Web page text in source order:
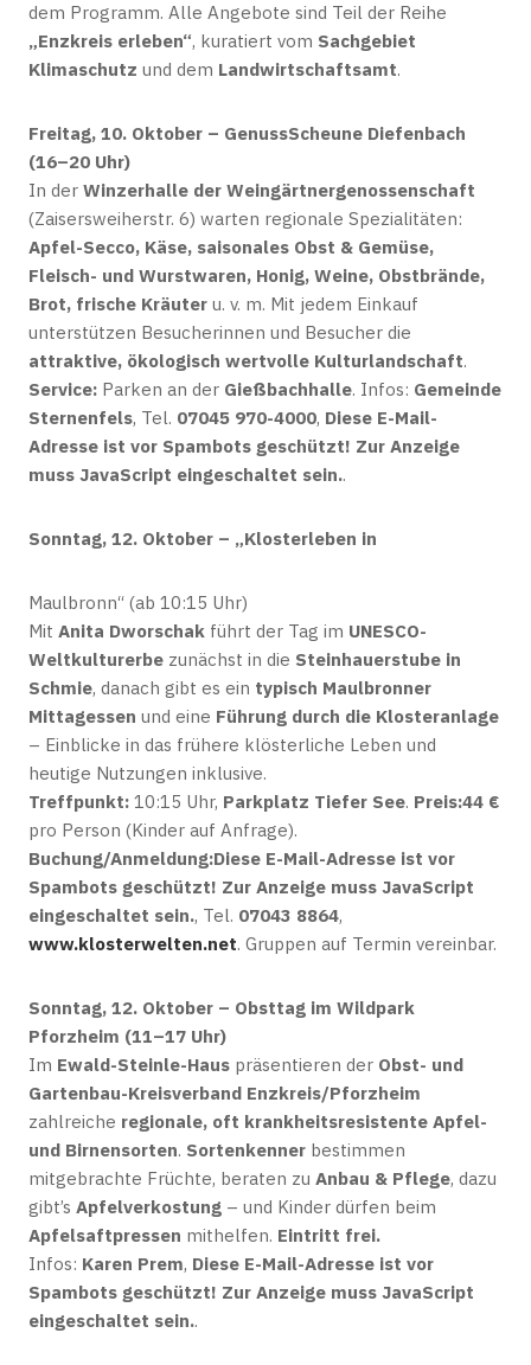
dem Programm. Alle Angebote sind Teil der Reihe
„Enzkreis erleben“, kuratiert vom Sachgebiet
Klimaschutz und dem Landwirtschaftsamt.
Freitag, 10. Oktober – GenussScheune Diefenbach
(16–20 Uhr)
In der Winzerhalle der Weingärtnergenossenschaft
(Zaisersweiherstr. 6) warten regionale Spezialitäten:
Apfel-Secco, Käse, saisonales Obst & Gemüse,
Fleisch- und Wurstwaren, Honig, Weine, Obstbrände,
Brot, frische Kräuter u. v. m. Mit jedem Einkauf
unterstützen Besucherinnen und Besucher die
attraktive, ökologisch wertvolle Kulturlandschaft.
Service: Parken an der Gießbachhalle. Infos: Gemeinde
Sternenfels, Tel. 07045 970-4000, Diese E-Mail-
Adresse ist vor Spambots geschützt! Zur Anzeige
muss JavaScript eingeschaltet sein..
Sonntag, 12. Oktober – „Klosterleben in
Maulbronn“ (ab 10:15 Uhr)
Mit Anita Dworschak führt der Tag im UNESCO-
Weltkulturerbe zunächst in die Steinhauerstube in
Schmie, danach gibt es ein typisch Maulbronner
Mittagessen und eine Führung durch die Klosteranlage
– Einblicke in das frühere klösterliche Leben und
heutige Nutzungen inklusive.
Treffpunkt: 10:15 Uhr, Parkplatz Tiefer See. Preis:44 €
pro Person (Kinder auf Anfrage).
Buchung/Anmeldung:Diese E-Mail-Adresse ist vor
Spambots geschützt! Zur Anzeige muss JavaScript
eingeschaltet sein., Tel. 07043 8864,
www.klosterwelten.net. Gruppen auf Termin vereinbar.
Sonntag, 12. Oktober – Obsttag im Wildpark
Pforzheim (11–17 Uhr)
Im Ewald-Steinle-Haus präsentieren der Obst- und
Gartenbau-Kreisverband Enzkreis/Pforzheim
zahlreiche regionale, oft krankheitsresistente Apfel-
und Birnensorten. Sortenkenner bestimmen
mitgebrachte Früchte, beraten zu Anbau & Pflege, dazu
gibt’s Apfelverkostung – und Kinder dürfen beim
Apfelsaftpressen mithelfen. Eintritt frei.
Infos: Karen Prem, Diese E-Mail-Adresse ist vor
Spambots geschützt! Zur Anzeige muss JavaScript
eingeschaltet sein..